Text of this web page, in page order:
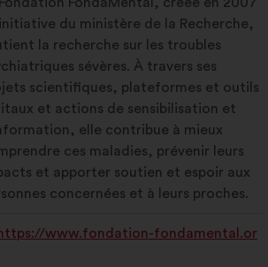
ORGANISATION:
du ministère de la Recherche,
la recherche sur les troubles
sévères. À travers ses
scientifiques, plateformes et outils
et actions de sensibilisation et
elle contribue à mieux
ces maladies, prévenir leurs
et apporter soutien et espoir aux
concernées et à leurs proches.
https://www.fondation-fondamental.or